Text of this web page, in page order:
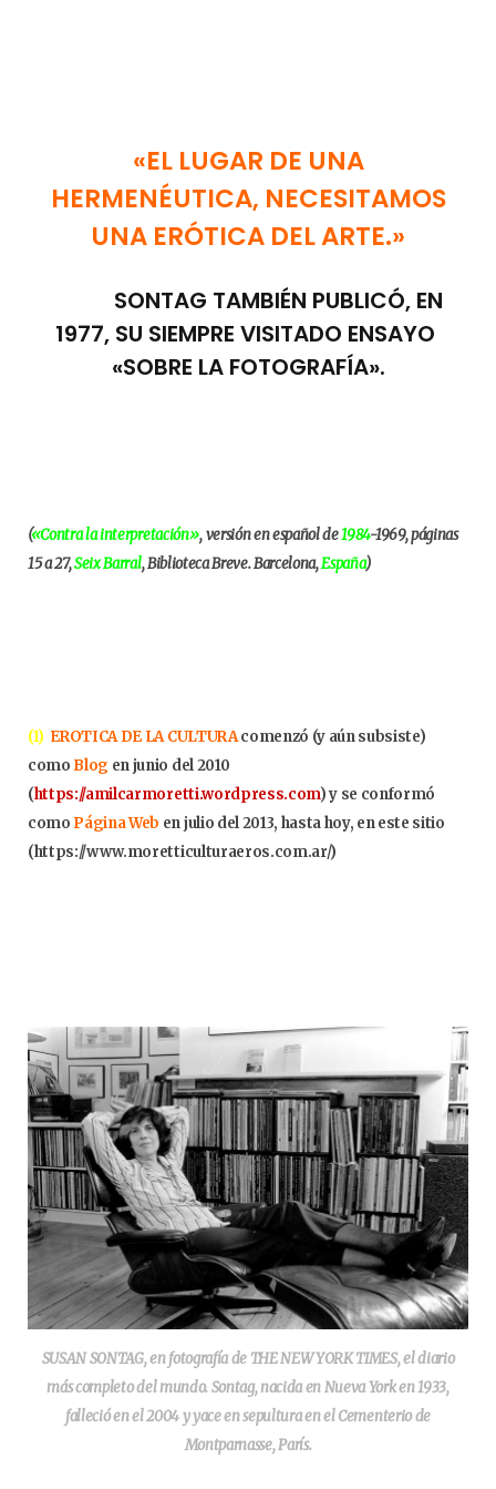
«EL LUGAR DE UNA
HERMENÉUTICA, NECESITAMOS
UNA ERÓTICA DEL ARTE.»
SONTAG TAMBIÉN PUBLICÓ, EN
1977, SU SIEMPRE VISITADO ENSAYO
«SOBRE LA FOTOGRAFÍA».
(«Contra la interpretación», versión en español de1984-1969, páginas
15 a 27,Seix Barral, Biblioteca Breve. Barcelona,España)
(1) EROTICA DE LA CULTURAcomenzó (y aún subsiste)
como Blog en junio del 2010
(https://amilcarmoretti.wordpress.com) y se conformó
como Página Web en julio del 2013, hasta hoy, en este sitio
(https://www.moretticulturaeros.com.ar/)
SUSAN SONTAG, en fotografía de THE NEW YORK TIMES, el diario
más completo del mundo. Sontag, nacida en Nueva York en 1933,
falleció en el 2004 y yace en sepultura en el Cementerio de
Montparnasse, París.